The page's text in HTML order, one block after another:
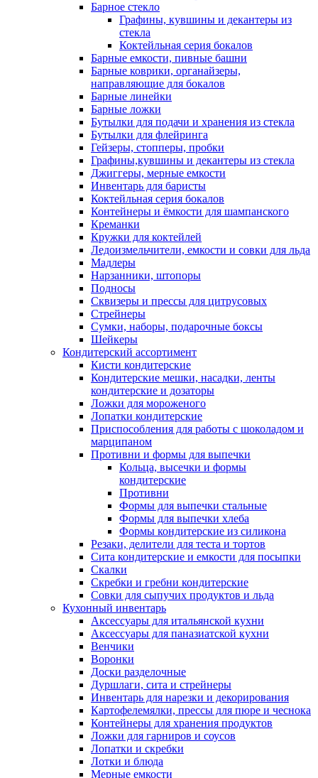
Барное стекло
Графины, кувшины и декантеры из
стекла
Коктейльная серия бокалов
Барные емкости, пивные башни
Барные коврики, органайзеры,
направляющие для бокалов
Барные линейки
Барные ложки
Бутылки для подачи и хранения из стекла
Бутылки для флейринга
Гейзеры, стопперы, пробки
Графины,кувшины и декантеры из стекла
Джиггеры, мерные емкости
Инвентарь для баристы
Коктейльная серия бокалов
Контейнеры и ёмкости для шампанского
Креманки
Кружки для коктейлей
Ледоизмельчители, емкости и совки для льда
Мадлеры
Нарзанники, штопоры
Подносы
Сквизеры и прессы для цитрусовых
Стрейнеры
Сумки, наборы, подарочные боксы
Шейкеры
Кондитерский ассортимент
Кисти кондитерские
Кондитерские мешки, насадки, ленты
кондитерские и дозаторы
Ложки для мороженого
Лопатки кондитерские
Приспособления для работы с шоколадом и
марципаном
Противни и формы для выпечки
Кольца, высечки и формы
кондитерские
Противни
Формы для выпечки стальные
Формы для выпечки хлеба
Формы кондитерские из силикона
Резаки, делители для теста и тортов
Сита кондитерские и емкости для посыпки
Скалки
Скребки и гребни кондитерские
Совки для сыпучих продуктов и льда
Кухонный инвентарь
Аксессуары для итальянской кухни
Аксессуары для паназиатской кухни
Венчики
Воронки
Доски разделочные
Дуршлаги, сита и стрейнеры
Инвентарь для нарезки и декорирования
Картофелемялки, прессы для пюре и чеснока
Контейнеры для хранения продуктов
Ложки для гарниров и соусов
Лопатки и скребки
Лотки и блюда
Мерные емкости